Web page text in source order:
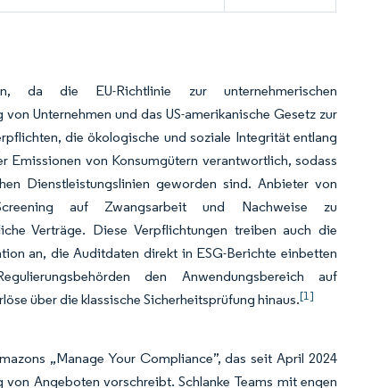
da die EU-Richtlinie zur unternehmerischen
Unternehmen und das US-amerikanische Gesetz zur
die ökologische und soziale Integrität entlang
Emissionen von Konsumgütern verantwortlich, sodass
Dienstleistungslinien geworden sind. Anbieter von
auf Zwangsarbeit und Nachweise zu
Verträge. Diese Verpflichtungen treiben auch die
an, die Auditdaten direkt in ESG-Berichte einbetten
den Anwendungsbereich auf
über die klassische Sicherheitsprüfung hinaus.[1]
„Manage Your Compliance”, das seit April 2024
Angeboten vorschreibt. Schlanke Teams mit engen